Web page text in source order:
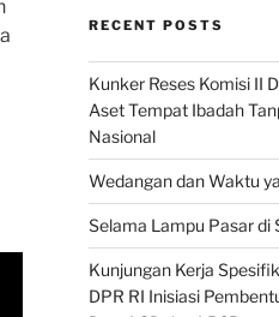
RECENT POSTS
Kunker Reses Komisi II
Aset Tempat Ibadah
Nasional
Wedangan dan Waktu
Selama Lampu Pasar di
Kunjungan Kerja
DPR RI Inisiasi